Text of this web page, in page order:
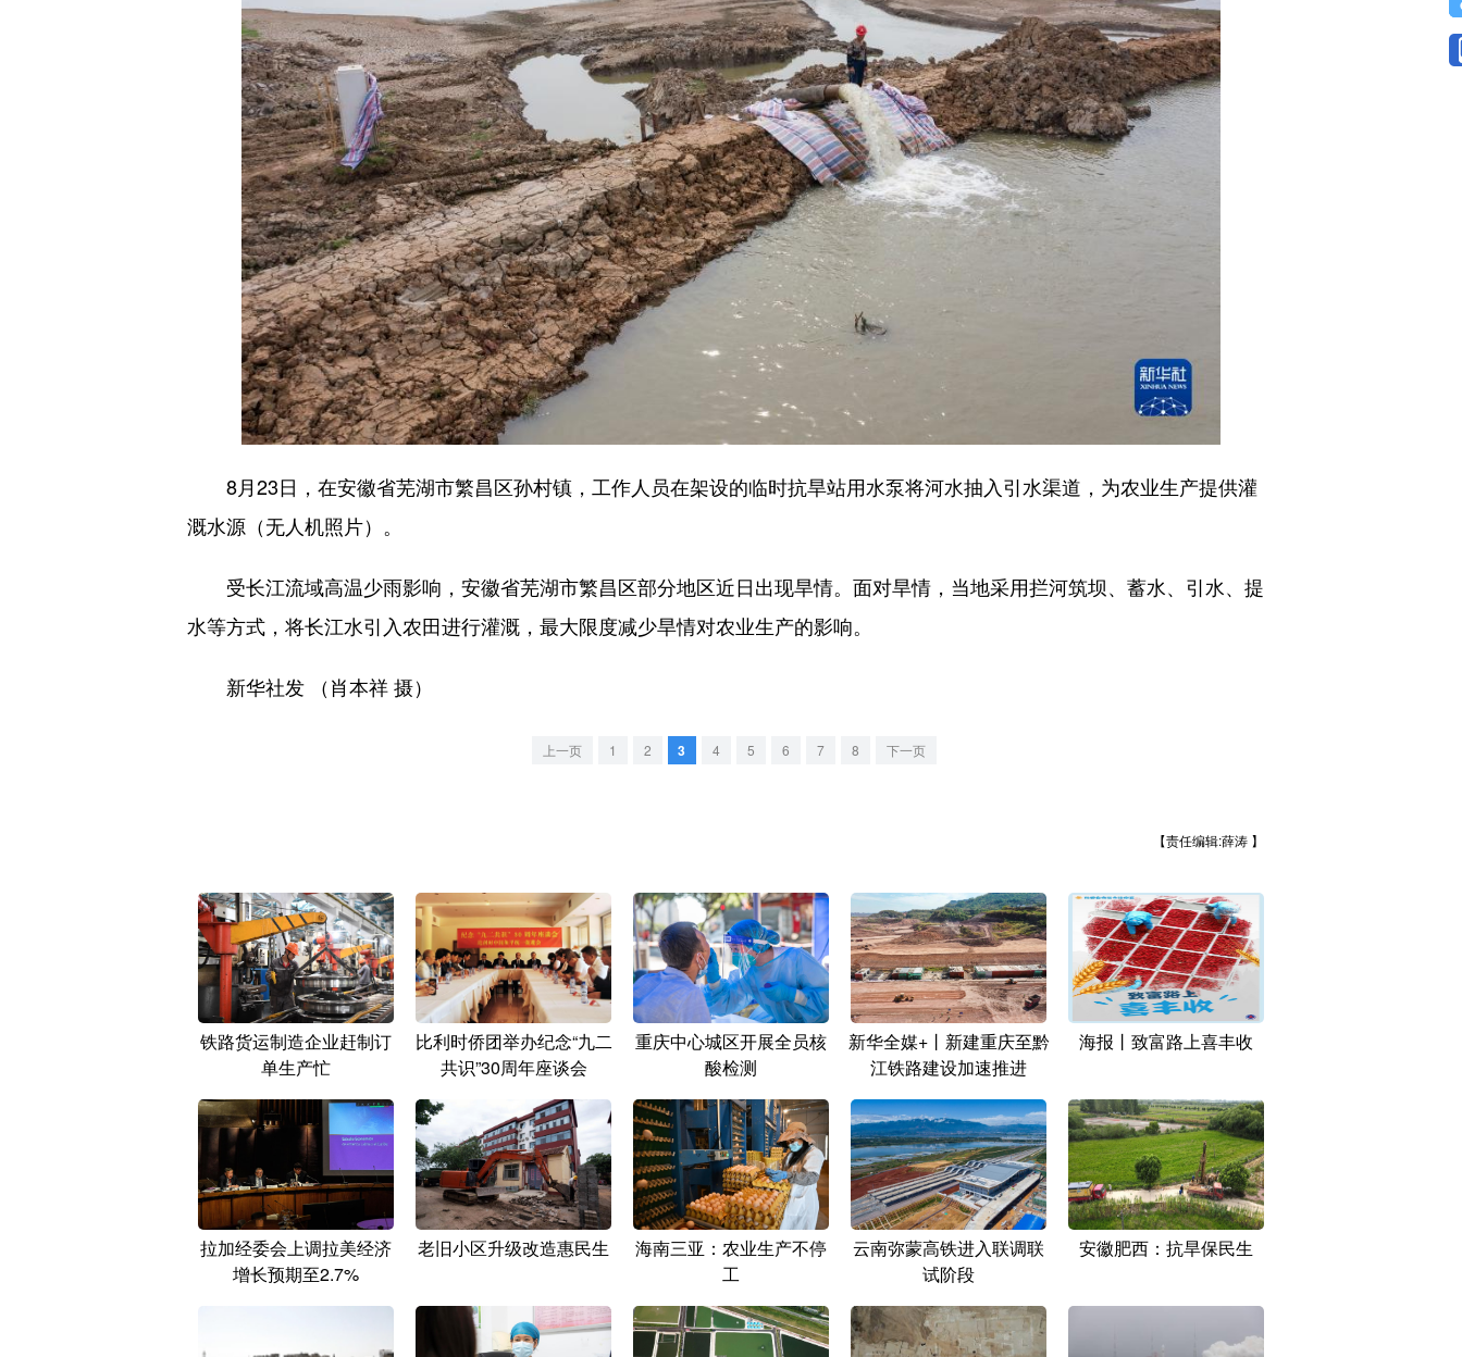
8月23日，在安徽省芜湖市繁昌区孙村镇，工作人员在架设的临时抗旱站用水泵将河水抽入引水渠道，为农业生产提供灌
溉水源（无人机照片）。
受长江流域高温少雨影响，安徽省芜湖市繁昌区部分地区近日出现旱情。面对旱情，当地采用拦河筑坝、蓄水、引水、提
水等方式，将长江水引入农田进行灌溉，最大限度减少旱情对农业生产的影响。
新华社发 （肖本祥 摄）
上一页 1 2 3 4 5 6 7 8 下一页
【责任编辑:薛涛 】
铁路货运制造企业赶制订
单生产忙
比利时侨团举办纪念“九二
共识”30周年座谈会
重庆中心城区开展全员核
酸检测
新华全媒+丨新建重庆至黔
江铁路建设加速推进
海报丨致富路上喜丰收
拉加经委会上调拉美经济
增长预期至2.7%
老旧小区升级改造惠民生
海南三亚：农业生产不停
工
云南弥蒙高铁进入联调联
试阶段
安徽肥西：抗旱保民生